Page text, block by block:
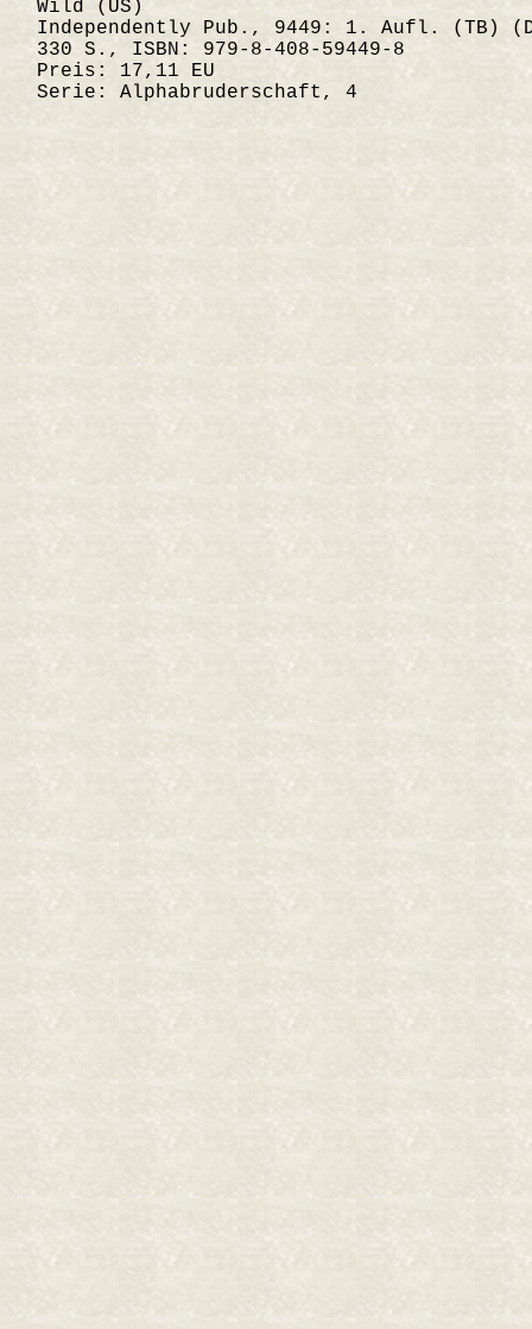
Wild (US)
Independently Pub., 9449: 1. Aufl. (TB)
330 S., ISBN: 979-8-408-59449-8
Preis: 17,11 EU
Serie: Alphabruderschaft, 4